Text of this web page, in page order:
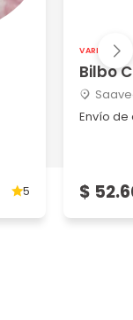
5
VARIEDADES
Bilbo
Envío
$